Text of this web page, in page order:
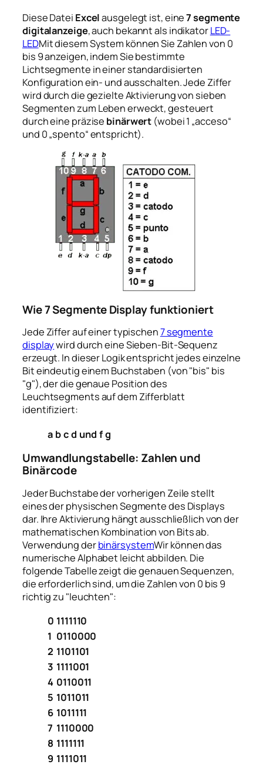
Diese Datei Excelausgelegt ist, eine7 segmente
digitalanzeige, auch bekannt als indikatorLED-
LEDMit diesem System können Sie Zahlen von 0
bis 9 anzeigen, indem Sie bestimmte
Lichtsegmente in einer standardisierten
Konfiguration ein- und ausschalten. Jede Ziffer
wird durch die gezielte Aktivierung von sieben
Segmenten zum Leben erweckt, gesteuert
durch eine präzise binärwert (wobei 1 „acceso“
und 0 „spento“ entspricht).
Wie 7 Segmente Display funktioniert
Jede Ziffer auf einer typischen7 segmente
displaywird durch eine Sieben-Bit-Sequenz
erzeugt. In dieser Logik entspricht jedes einzelne
Bit eindeutig einem Buchstaben (von "bis" bis
"g"), der die genaue Position des
Leuchtsegments auf dem Zifferblatt
identifiziert:
a bcd und fg
Umwandlungstabelle: Zahlen und
Binärcode
Jeder Buchstabe der vorherigen Zeile stellt
eines der physischen Segmente des Displays
dar. Ihre Aktivierung hängt ausschließlich von der
mathematischen Kombination von Bits ab.
Verwendung derbinärsystemWir können das
numerische Alphabet leicht abbilden. Die
folgende Tabelle zeigt die genauen Sequenzen,
die erforderlich sind, um die Zahlen von 0 bis 9
richtig zu "leuchten":
0 1111110
1 0110000
2 1101101
3 1111001
4 0110011
5 1011011
6 1011111
7 1110000
8 1111111
9 1111011